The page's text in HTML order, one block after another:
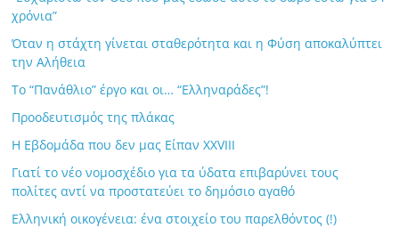
χρόνια”
Όταν η στάχτη γίνεται σταθερότητα και η Φύση αποκαλύπτει
την Αλήθεια
Το “Πανάθλιο” έργο και οι… “Ελληναράδες”!
Προοδευτισμός της πλάκας
Η Εβδομάδα που δεν μας Είπαν XXVIII
Γιατί το νέο νομοσχέδιο για τα ύδατα επιβαρύνει τους
πολίτες αντί να προστατεύει το δημόσιο αγαθό
Ελληνική οικογένεια: ένα στοιχείο του παρελθόντος (!)